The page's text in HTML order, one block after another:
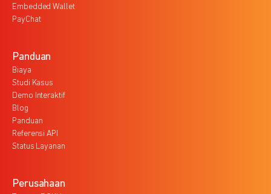
Embedded Wallet
PayChat
Panduan
Biaya
Studi Kasus
Demo Interaktif
Blog
Panduan
Referensi API
Status Layanan
Perusahaan